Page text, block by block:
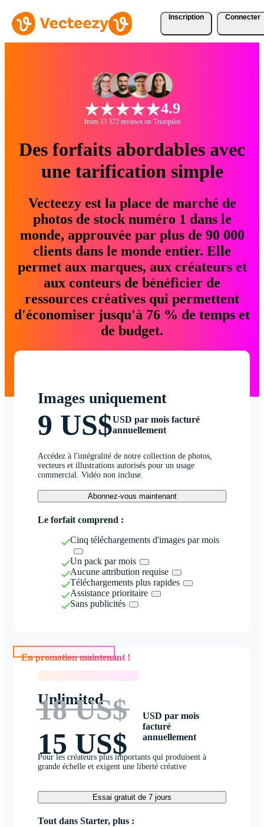
Inscription Connecter
4.9
from 33 572 reviews on Trustpilot
Des forfaits abordables avec
une tarification simple
Vecteezy est la place de marché de
photos de stock numéro 1 dans le
monde, approuvée par plus de 90 000
clients dans le monde entier. Elle
permet aux marques, aux créateurs et
aux conteurs de bénéficier de
ressources créatives qui permettent
d'économiser jusqu'à 76 % de temps et
de budget.
Images uniquement
9 US$USD par mois facturé
annuellement
Accédez à l'intégralité de notre collection de photos,
vecteurs et illustrations autorisés pour un usage
commercial. Vidéo non incluse.
Abonnez-vous maintenant
Le forfait comprend :
Cinq téléchargements d'images par mois
Un pack par mois
Aucune attribution requise
Téléchargements plus rapides
Assistance prioritaire
Sans publicités
En promotion maintenant !
Unlimited
18 US$
15 US$
USD par mois
facturé
annuellement
Pour les créateurs plus importants qui produisent à
grande échelle et exigent une liberté créative
Essai gratuit de 7 jours
Tout dans Starter, plus :